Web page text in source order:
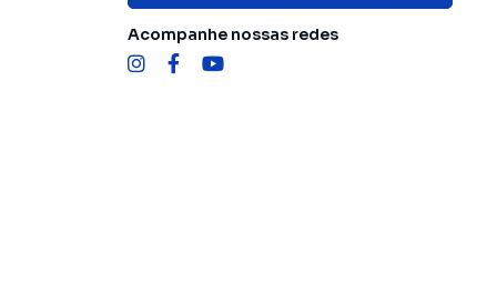
Acompanhe nossas redes